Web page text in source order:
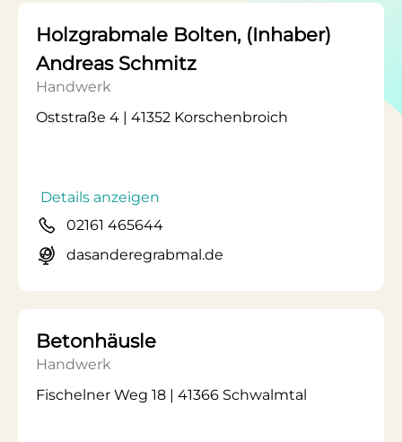
Holzgrabmale Bolten, (Inhaber)
Andreas Schmitz
Handwerk
Oststraße 4 | 41352 Korschenbroich
Details anzeigen
02161 465644
dasanderegrabmal.de
Betonhäusle
Handwerk
Fischelner Weg 18 | 41366 Schwalmtal